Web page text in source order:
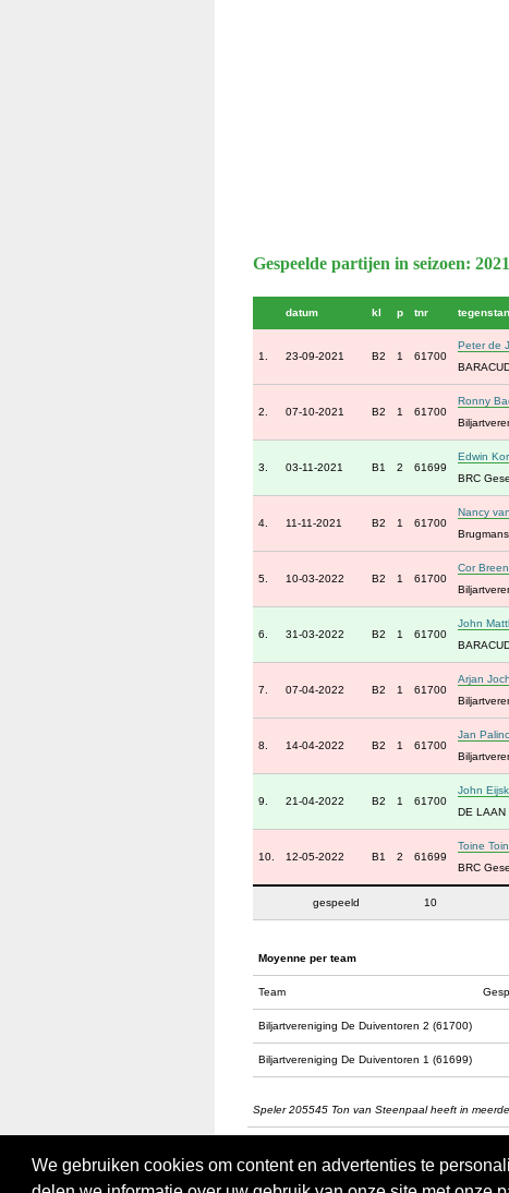
We gebruiken cookies om content en advertenties te
Gespeelde partijen in seizoen:
datum kl p tnr
1. 23-09-2021 B2 1 61700
Peter de
2. 07-10-2021 B2 1 61700
Ronny
3. 03-11-2021 B1 2 61699
Edwin
BRC
4. 11-11-2021 B2 1 61700
Nancy
5. 10-03-2022 B2 1 61700
Cor Breen
6. 31-03-2022 B2 1 61700
John
7. 07-04-2022 B2 1 61700
Arjan
8. 14-04-2022 B2 1 61700
Jan
9. 21-04-2022 B2 1 61700
John
DE LAAN
10. 12-05-2022 B1 2 61699
Toine
BRC
gespeeld 10
Moyenne per team
Team
Biljartvereniging De Duiventoren 2 (61700)
Biljartvereniging De Duiventoren 1 (61699)
Speler 205545 Ton van Steenpaal heeft in